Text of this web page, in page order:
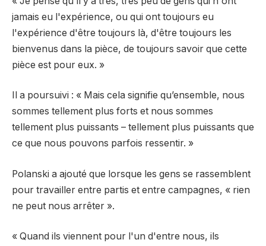
jamais eu l'expérience, ou qui ont toujours eu
l'expérience d'être toujours là, d'être toujours les
bienvenus dans la pièce, de toujours savoir que cette
pièce est pour eux. »
Il a poursuivi : « Mais cela signifie qu’ensemble, nous
sommes tellement plus forts et nous sommes
tellement plus puissants – tellement plus puissants que
ce que nous pouvons parfois ressentir. »
Polanski a ajouté que lorsque les gens se rassemblent
pour travailler entre partis et entre campagnes, « rien
ne peut nous arrêter ».
« Quand ils viennent pour l'un d'entre nous, ils